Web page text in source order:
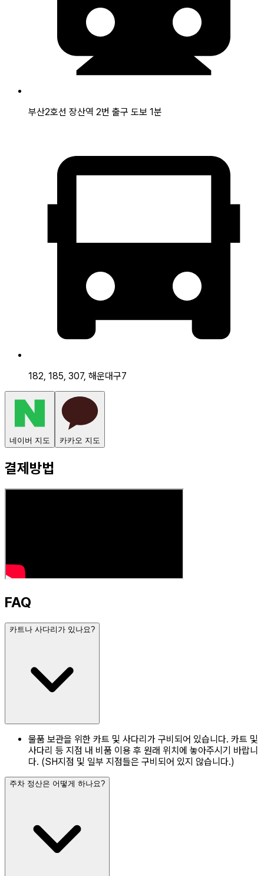
부산2호선 장산역 2번 출구 도보 1분
182, 185, 307, 해운대구7
네이버 지도 카카오 지도
결제방법
FAQ
카트나 사다리가 있나요?
물품 보관을 위한 카트 및 사다리가 구비되어 있습니다. 카트 및
사다리 등 지점 내 비품 이용 후 원래 위치에 놓아주시기 바랍니
다. (SH지점 및 일부 지점들은 구비되어 있지 않습니다.)
주차 정산은 어떻게 하나요?